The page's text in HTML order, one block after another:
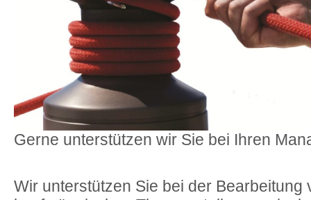
Gerne unterstützen wir Sie bei Ihren
Wir unterstützen Sie bei der Bearbeitung